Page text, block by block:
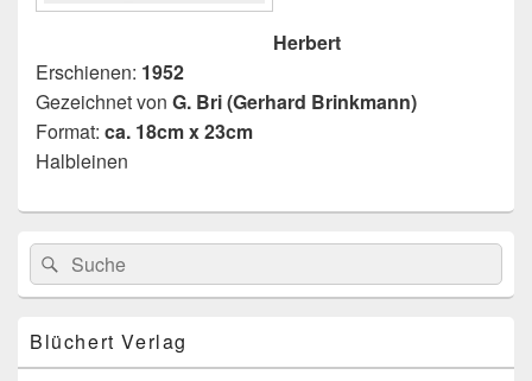
Herbert
Erschienen: 1952
Gezeichnet von G. Bri (Gerhard Brinkmann)
Format: ca. 18cm x 23cm
Halbleinen
Primärer
Seitenleisten
Widget-
Bereich
Search
for:
Suche
Blüchert Verlag